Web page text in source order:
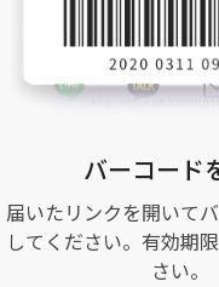
バーコード
届いたリンクを開いて
してください。有効期
さい。